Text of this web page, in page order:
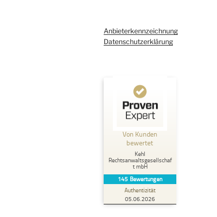
Anbieterkennzeichnung
Datenschutzerklärung
Von Kunden
bewertet
Kehl
Rechtsanwaltsgesellschaf
t mbH
145 Bewertungen
Authentizität
05.06.2026
Kundenbewertungen und Erfahrungen zu
Kehl Rechtsanwaltsgesellschaft mbH
38
ProvenExpert.com
107
Bewertungen von